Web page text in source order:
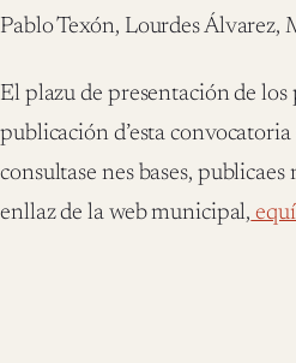
Pablo Texón, Lourdes Álvarez,
El plazu de presentación de
publicación d’esta
consultase nes bases,
enllaz de la web municipal,